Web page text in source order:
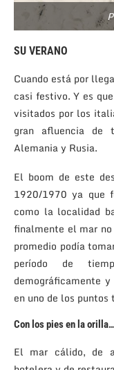
SU VERANO
Cuando está por
casi festivo. Y es
visitados por los
gran afluencia de
Alemania y Rusia.
El boom de este
1920/1970 ya que
como la localidad
finalmente el mar
promedio podía
período de
demográficamente
en uno de los
Con los pies en la
El mar cálido, de